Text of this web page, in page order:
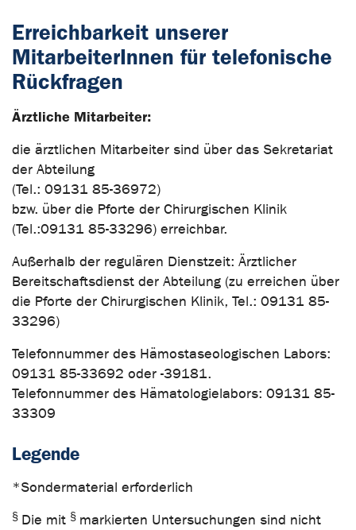
Erreichbarkeit unserer
MitarbeiterInnen für telefonische
Rückfragen
Ärztliche Mitarbeiter:
die ärztlichen Mitarbeiter sind über das Sekretariat
der Abteilung
(Tel.: 09131 85-36972)
bzw. über die Pforte der Chirurgischen Klinik
(Tel.:09131 85-33296) erreichbar.
Außerhalb der regulären Dienstzeit: Ärztlicher
Bereitschaftsdienst der Abteilung (zu erreichen über
die Pforte der Chirurgischen Klinik, Tel.: 09131 85-
33296)
Telefonnummer des Hämostaseologischen Labors:
09131 85-33692 oder -39181.
Telefonnummer des Hämatologielabors: 09131 85-
33309
Legende
*Sondermaterial erforderlich
§ Die mit § markierten Untersuchungen sind nicht